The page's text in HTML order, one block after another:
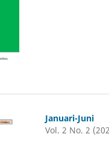
Januari-Juni
Vol. 2 No. 2